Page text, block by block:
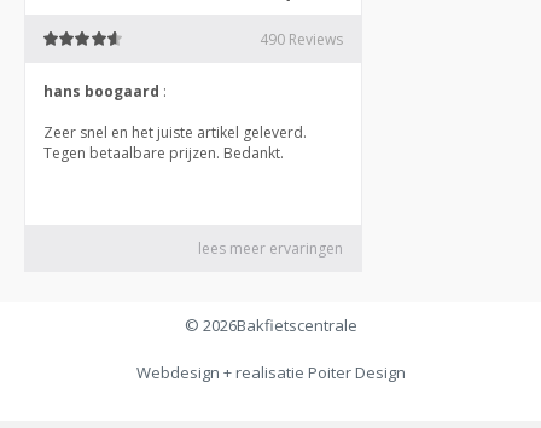
© 2026Bakfietscentrale
Webdesign + realisatie Poiter Design